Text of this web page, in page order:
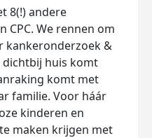
8(!) andere
CPC. We rennen om
kankeronderzoek &
huis komt
komt met
familie. Voor háár
kinderen en
maken krijgen met